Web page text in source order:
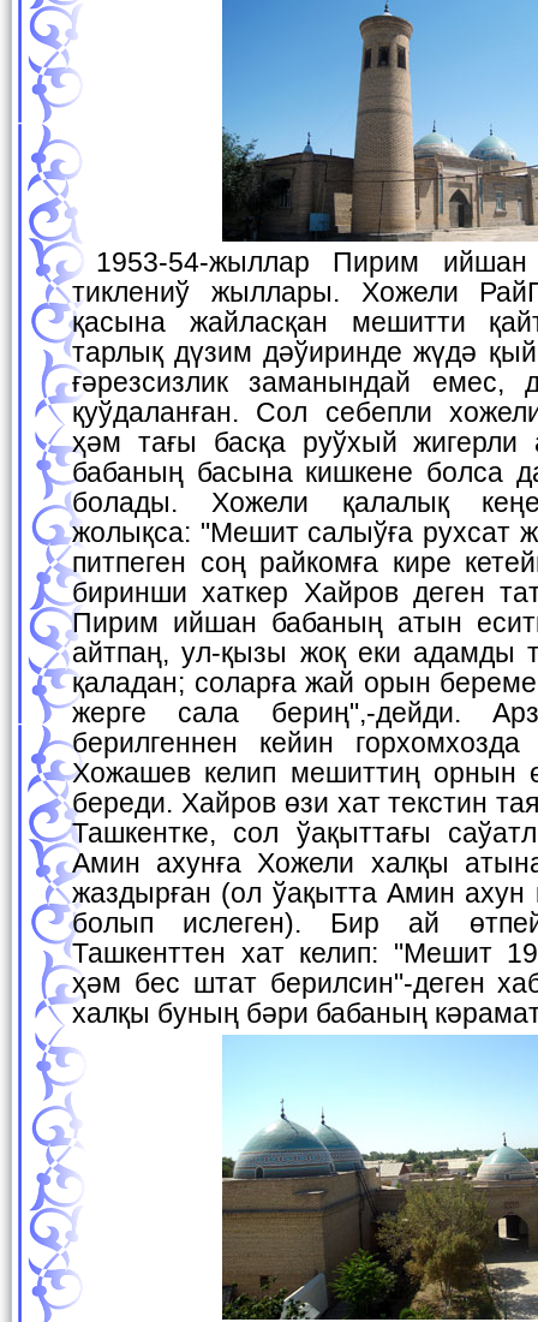
1953-54-жыллар Пирим ийшан мешитиниң қайта
тиклениў жыллары. Хожели
қасына жайласқан мешитти
тарлық дүзим дәўиринде жүдә
ғәрезсизлик заманындай емес,
қуўдаланған. Сол себепли
ҳәм тағы басқа руўхый жигерли
бабаның басына кишкене болса
болады. Хожели қалалық
жолықса: "Мешит салыўға рухсат
питпеген соң райкомға кире
биринши хаткер Хайров деген
Пирим ийшан бабаның атын
айтпаң, ул-қызы жоқ еки адамды
қаладан; соларға жай орын
жерге сала бериң",-дейди.
берилгеннен кейин
Хожашев келип мешиттиң орнын
береди. Хайров өзи хат текстин
Ташкентке, сол ўақыттағы
Амин ахунға Хожели халқы
жаздырған (ол ўақытта Амин ахун
болып ислеген). Бир ай
Ташкенттен хат келип: "Мешит
ҳәм бес штат берилсин"-деген
халқы буның бәри бабаның